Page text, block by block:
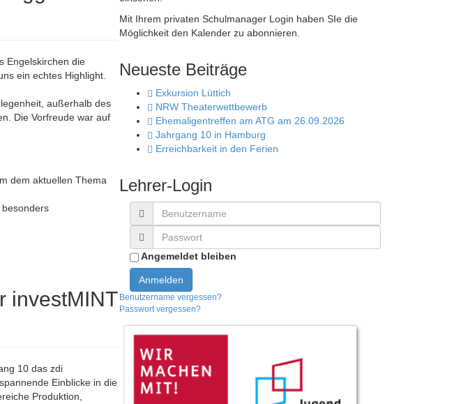
Engelskirchen die
ein echtes Highlight.
außerhalb des
Die Vorfreude war auf
dem aktuellen Thema
investMINT
10 das zdi
Einblicke in die
Produktion,
Mit Ihrem privaten Schulmanager Login haben SIe die
Möglichkeit den Kalender zu abonnieren.
Neueste Beiträge
Exkursion Lüttich
NRW Theaterwettbewerb
Ehemaligentreffen am ATG am 26.09.2026
Jahrgang 10 in Hamburg
Erreichbarkeit in den Ferien
Lehrer-Login
Angemeldet bleiben
Anmelden
Benutzername vergessen?
Passwort vergessen?